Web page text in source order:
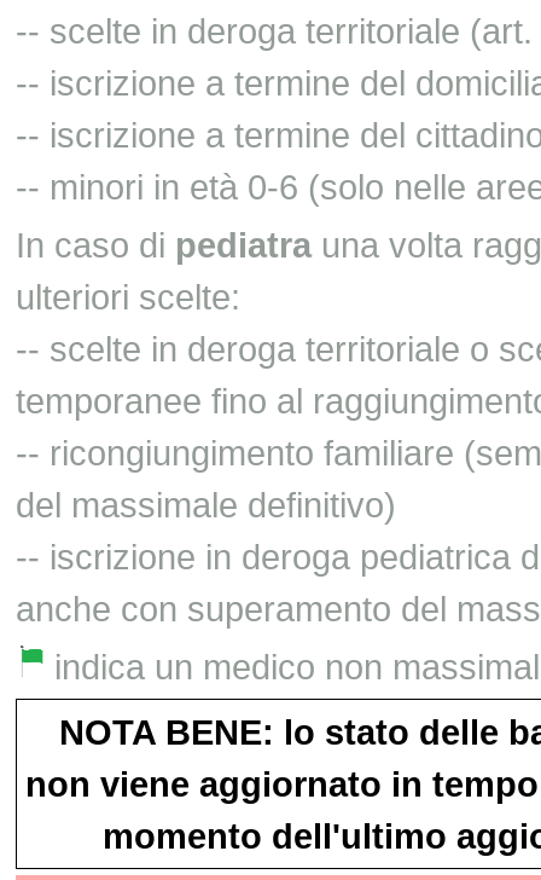
-- scelte in deroga territoriale
-- iscrizione a termine del
-- iscrizione a termine del
-- minori in età 0-6 (solo nelle
In caso di pediatrauna volta
ulteriori scelte:
-- scelte in deroga territoriale o
temporanee fino al
-- ricongiungimento familiare
del massimale definitivo)
-- iscrizione in deroga pediatrica
anche con superamento del
indica un medico non
NOTA BENE: lo stato delle
non viene aggiornato in
momento dell'ultimo